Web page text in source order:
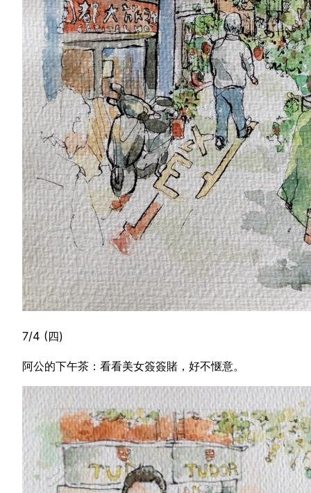
7/4 (四)
阿公的下午茶：看看美女簽簽賭，好不惬意。